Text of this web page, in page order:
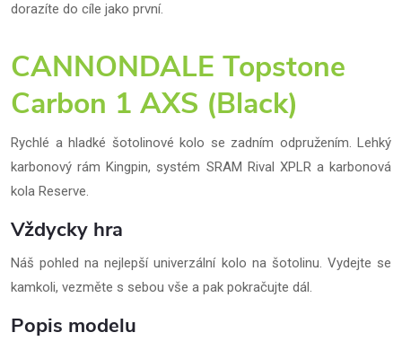
dorazíte do cíle jako první.
CANNONDALE Topstone
Carbon 1 AXS (Black)
Rychlé a hladké šotolinové kolo se zadním odpružením. Lehký
karbonový rám Kingpin, systém SRAM Rival XPLR a karbonová
kola Reserve.
Vždycky hra
Náš pohled na nejlepší univerzální kolo na šotolinu. Vydejte se
kamkoli, vezměte s sebou vše a pak pokračujte dál.
Popis modelu